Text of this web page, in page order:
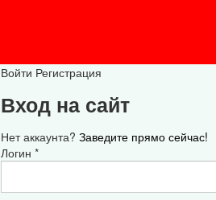
Войти Регистрация
Вход на сайт
Нет аккаунта? Заведите прямо сейчас!
Логин *